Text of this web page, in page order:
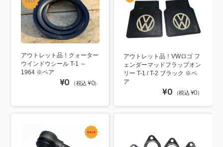
アウトレット品！クォーター
ウインドウシール T-1 ～
1964 ※ペア
¥0 （税込 ¥0）
アウトレット品！VWロゴ フ
ェンダーマッドフラップオン
リー T-1 / T-2 ブラック ※ペ
ア
¥0 （税込 ¥0）